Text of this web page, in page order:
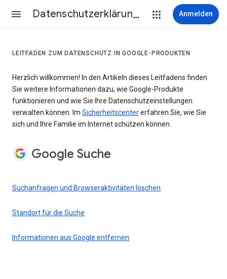
Datenschutzerklärung & Nutzungsbedingungen Anmelden
LEITFADEN ZUM DATENSCHUTZ IN GOOGLE-PRODUKTEN
Herzlich willkommen! In den Artikeln dieses Leitfadens finden
Sie weitere Informationen dazu, wie Google-Produkte
funktionieren und wie Sie Ihre Datenschutzeinstellungen
verwalten können. Im Sicherheitscentererfahren Sie, wie Sie
sich und Ihre Familie im Internet schützen können.
Google Suche
Suchanfragen und Browseraktivitäten löschen
Standort für die Suche
Informationen aus Google entfernen